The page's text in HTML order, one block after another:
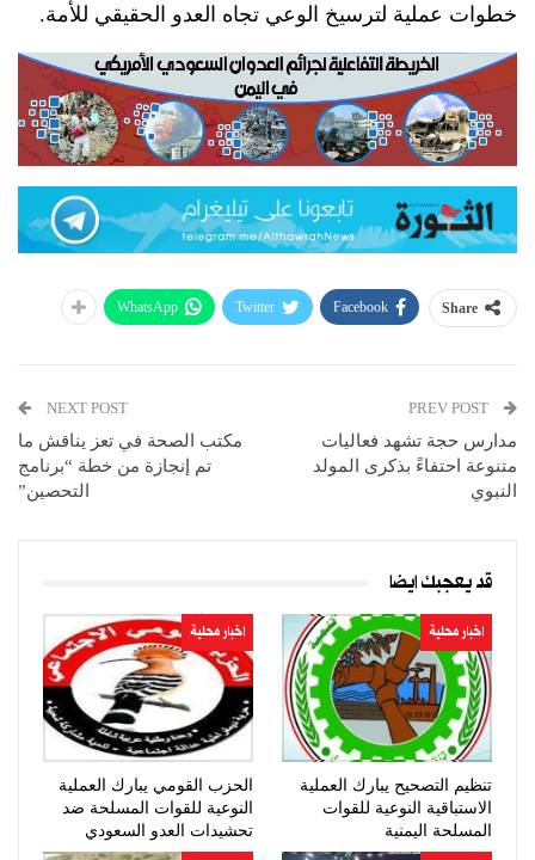
خطوات عملية لترسيخ الوعي تجاه العدو الحقيقي للأمة.
Share
Facebook
Twitter
WhatsApp
مدارس حجة تشهد فعاليات
متنوعة احتفاءً بذكرى المولد
النبوي
NEXT POST
مكتب الصحة في تعز يناقش ما
تم إنجازة من خطة “برنامج
التحصين”
قد يعجبك ايضا
اخبار محلية
تنظيم التصحيح يبارك العملية
الاستباقية النوعية للقوات
المسلحة اليمنية
اخبار محلية
الحزب القومي يبارك العملية
النوعية للقوات المسلحة ضد
تحشيدات العدو السعودي